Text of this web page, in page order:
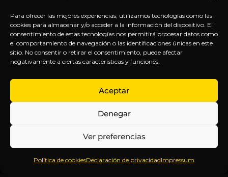
Para ofrecer las mejores experiencias, utilizamos tecnologías como las
cookies para almacenar y/o acceder a la información del dispositivo. El
consentimiento de estas tecnologías nos permitirá procesar datos como
el comportamiento de navegación o las identificaciones únicas en este
sitio. No consentir o retirar el consentimiento, puede afectar
negativamente a ciertas características y funciones.
Aceptar
Denegar
Ver preferencias
Política de cookiesDeclaración de privacidadImpressum
suscripción.
Inteligencia
Anticipándonos
EXPLORA
Inicio
Sobre
Contenido
Webinars
LEGAL
Política
de
Términos y
Aviso
SÍGUENOS